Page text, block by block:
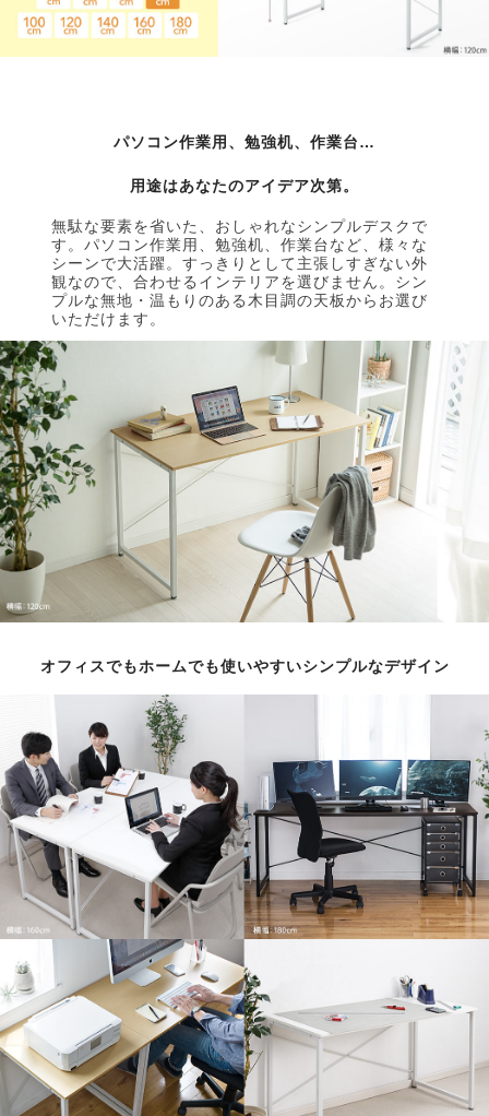
パソコン作業用、勉強机、作業台…
用途はあなたのアイデア次第。
無駄な要素を省いた、おしゃれなシンプルデスクで
す。パソコン作業用、勉強机、作業台など、様々な
シーンで大活躍。すっきりとして主張しすぎない外
観なので、合わせるインテリアを選びません。シン
プルな無地・温もりのある木目調の天板からお選び
いただけます。
オフィスでもホームでも使いやすいシンプルなデザイン